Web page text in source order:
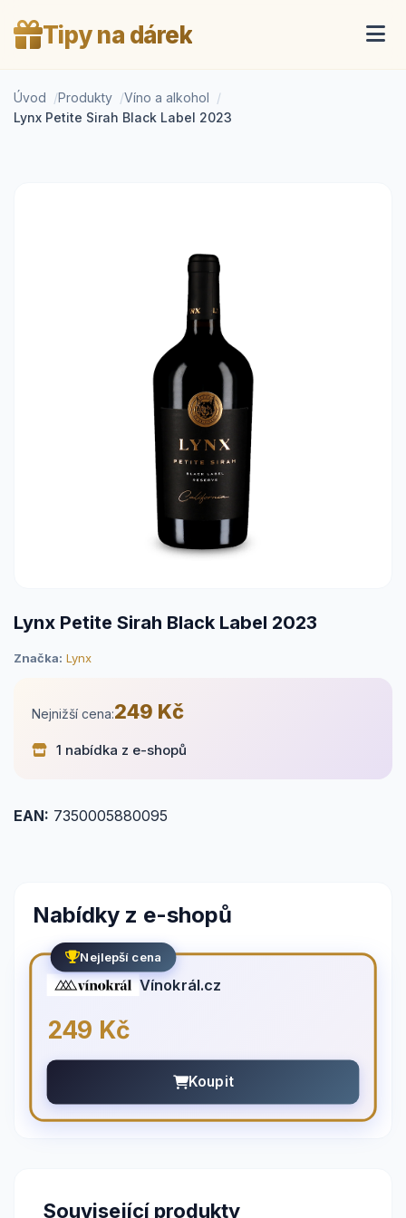
Tipy na dárek
Úvod Produkty
Víno a alkohol
Lynx Petite Sirah Black Label 2023
Lynx Petite Sirah Black Label 2023
Značka: Lynx
Nejnižší cena:249 Kč
1 nabídka z e-shopů
EAN: 7350005880095
Nabídky z e-shopů
Nejlepší cena
Vínokrál.cz
249 Kč
Koupit
Související produkty